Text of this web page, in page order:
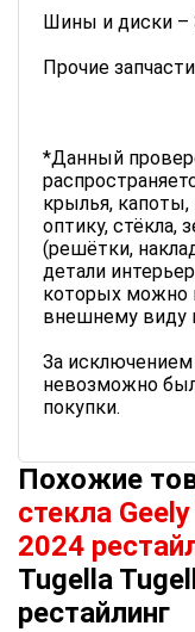
Шины и диски –
Прочие
*Данный
крылья,
оптику, стёкла,
(решётки,
детали
которых можно
внешнему виду
За
невозможно
покупки.
Похожие
стекла
2024
Tugella
рестайлинг